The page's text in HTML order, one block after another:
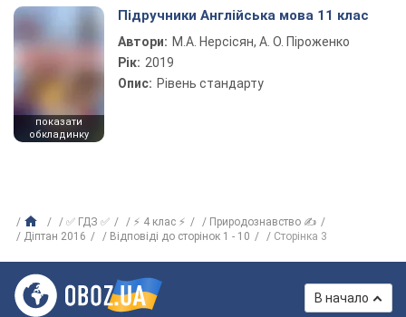
показати
обкладинку
Підручники Англійська мова 11 клас
Автори: М.А. Нерсісян, А. О. Піроженко
Рік: 2019
Опис: Рівень стандарту
✅ ГДЗ ✅ ⚡ 4 клас ⚡
Природознавство ✍
Діптан 2016
Відповіді до сторінок 1 - 10 Сторінка 3
В начало